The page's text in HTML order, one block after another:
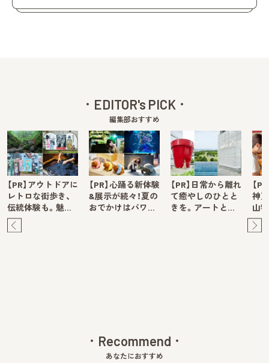
EDITOR's PICK
編集部おすすめ
【PR】アウトドアに
レトロな街歩き、
伝統体験も。魅…
【PR】心踊る新体験
&展示が続々！夏の
おでかけはパワ…
【PR】日常から離れ
て癒やしのひとと
きを。アートと…
【
神
山
Recommend
あなたにおすすめ